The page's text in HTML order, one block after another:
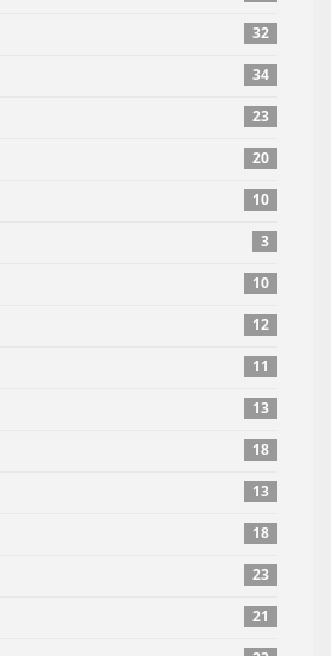
32
34
23
20
10
3
10
12
11
13
18
13
18
23
21